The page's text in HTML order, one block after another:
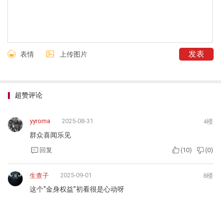
表情 上传图片
超赞评论
yyroma 2025-08-31 4楼
群众喜闻乐见
回复 (10) (0)
生查子 2025-09-01 8楼
这个“金身权益”初看很是心动呀